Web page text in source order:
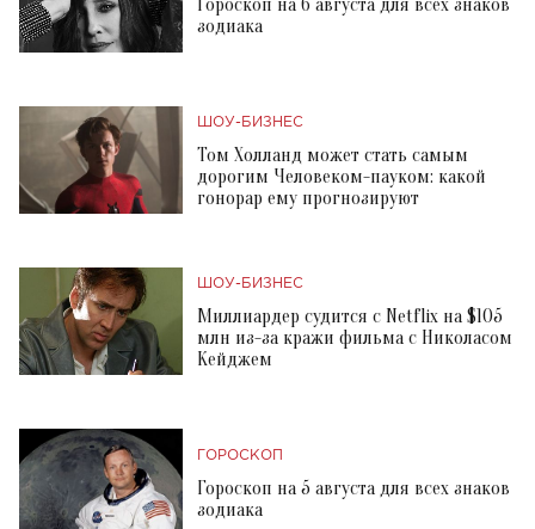
Гороскоп на 6 августа для всех знаков
зодиака
ШОУ-БИЗНЕС
Том Холланд может стать самым
дорогим Человеком-пауком: какой
гонорар ему прогнозируют
ШОУ-БИЗНЕС
Миллиардер судится с Netflix на $105
млн из-за кражи фильма с Николасом
Кейджем
ГОРОСКОП
Гороскоп на 5 августа для всех знаков
зодиака